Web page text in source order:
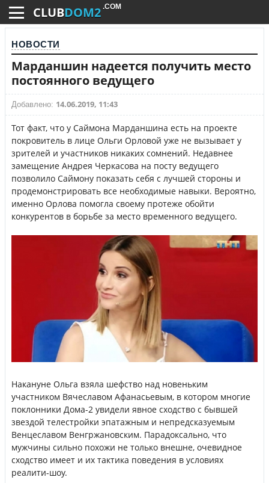
CLUBDOM2 .COM
НОВОСТИ
Марданшин надеется получить место
постоянного ведущего
Добавлено: 14.06.2019, 11:43
Тот факт, что у Саймона Марданшина есть на проекте
покровитель в лице Ольги Орловой уже не вызывает у
зрителей и участников никаких сомнений. Недавнее
замещение Андрея Черкасова на посту ведущего
позволило Саймону показать себя с лучшей стороны и
продемонстрировать все необходимые навыки. Вероятно,
именно Орлова помогла своему протеже обойти
конкурентов в борьбе за место временного ведущего.
Накануне Ольга взяла шефство над новеньким
участником Вячеславом Афанасьевым, в котором многие
поклонники Дома-2 увидели явное сходство с бывшей
звездой телестройки эпатажным и непредсказуемым
Венцеславом Венгржановским. Парадоксально, что
мужчины сильно похожи не только внешне, очевидное
сходство имеет и их тактика поведения в условиях
реалити-шоу.